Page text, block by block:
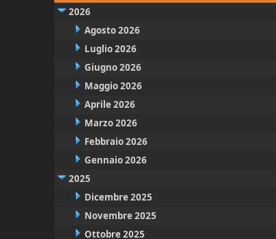
2026
Agosto 2026
Luglio 2026
Giugno 2026
Maggio 2026
Aprile 2026
Marzo 2026
Febbraio 2026
Gennaio 2026
2025
Dicembre 2025
Novembre 2025
Ottobre 2025